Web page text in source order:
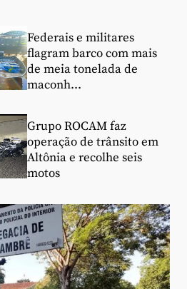
Federais e militares
flagram barco com mais
de meia tonelada de
maconh...
Grupo ROCAM faz
operação de trânsito em
Altônia e recolhe seis
motos